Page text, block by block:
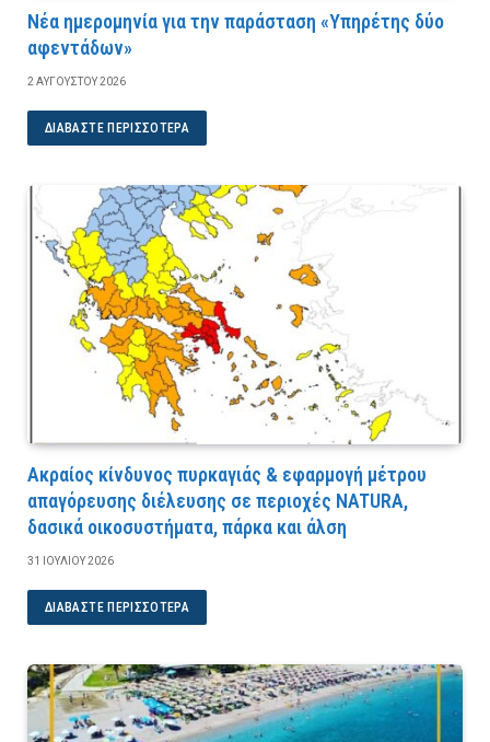
Νέα ημερομηνία για την παράσταση «Υπηρέτης δύο
αφεντάδων»
2 ΑΥΓΟΎΣΤΟΥ 2026
ΔΙΑΒΆΣΤΕ ΠΕΡΙΣΣΌΤΕΡΑ
Ακραίος κίνδυνος πυρκαγιάς & εφαρμογή μέτρου
απαγόρευσης διέλευσης σε περιοχές NATURA,
δασικά οικοσυστήματα, πάρκα και άλση
31 ΙΟΥΛΊΟΥ 2026
ΔΙΑΒΆΣΤΕ ΠΕΡΙΣΣΌΤΕΡΑ